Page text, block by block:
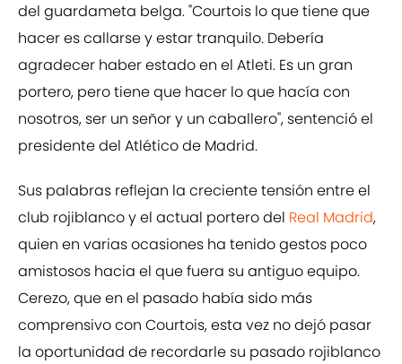
del guardameta belga. "Courtois lo que tiene que
hacer es callarse y estar tranquilo. Debería
agradecer haber estado en el Atleti. Es un gran
portero, pero tiene que hacer lo que hacía con
nosotros, ser un señor y un caballero", sentenció el
presidente del Atlético de Madrid.
Sus palabras reflejan la creciente tensión entre el
club rojiblanco y el actual portero del Real Madrid,
quien en varias ocasiones ha tenido gestos poco
amistosos hacia el que fuera su antiguo equipo.
Cerezo, que en el pasado había sido más
comprensivo con Courtois, esta vez no dejó pasar
la oportunidad de recordarle su pasado rojiblanco